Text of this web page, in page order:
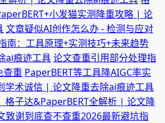
小发猫实测降重攻略 | 论
文章疑似AI创作怎么办 - 检测与应对
南：工具原理+实测技巧+未来趋势
ai痕迹工具论文查重引用部分处理指
查重 PaperBERT等工具降AIGC率实
学术诚信 | 论文降重去除ai痕迹工具
格子达&PaperBERT全解析 | 论文降
致谢到底查不查重2026最新避坑指